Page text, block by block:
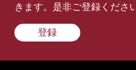
きます。是非ご登録ください
登録